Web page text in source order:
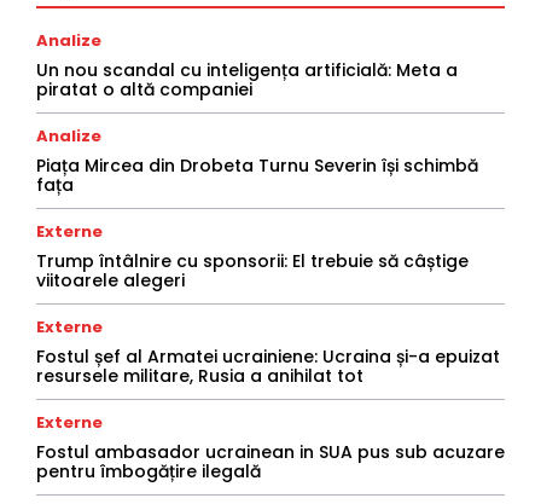
Analize
Un nou scandal cu inteligența artificială: Meta a
piratat o altă companiei
Analize
Piața Mircea din Drobeta Turnu Severin își schimbă
fața
Externe
Trump întâlnire cu sponsorii: El trebuie să câștige
viitoarele alegeri
Externe
Fostul șef al Armatei ucrainiene: Ucraina și-a epuizat
resursele militare, Rusia a anihilat tot
Externe
Fostul ambasador ucrainean in SUA pus sub acuzare
pentru îmbogățire ilegală